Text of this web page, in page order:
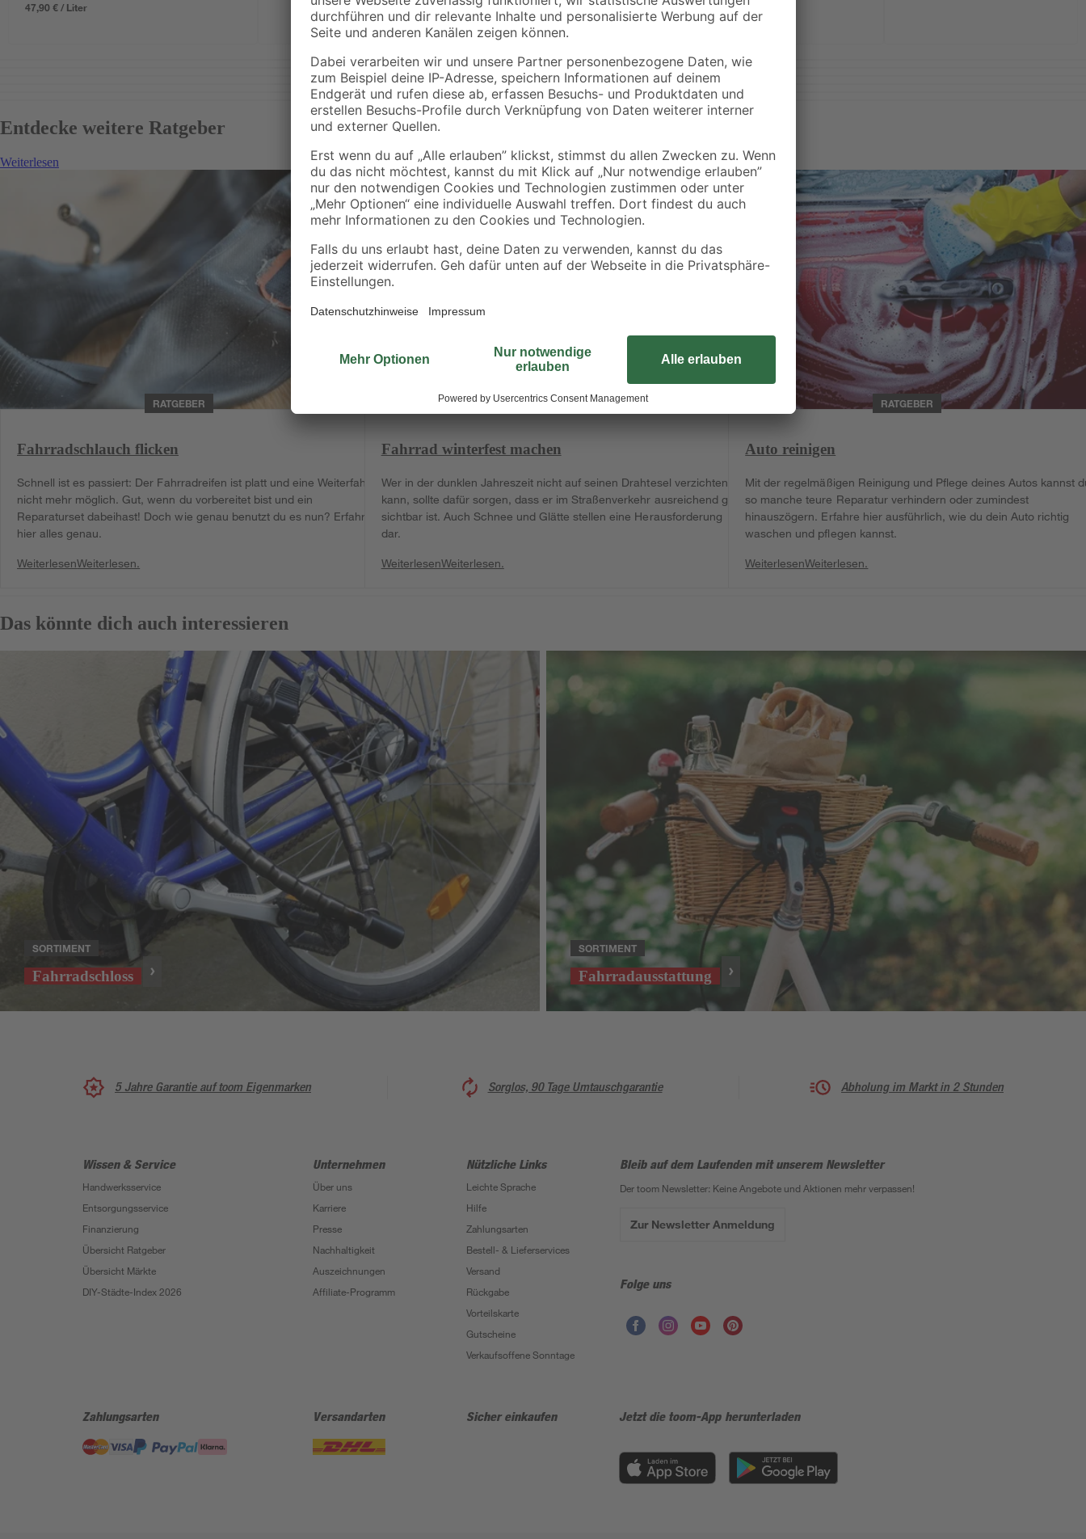
47,90 € / Liter
Entdecke weitere Ratgeber
Weiterlesen
RATGEBER
Fahrradschlauch flicken
Schnell ist es passiert: Der Fahrradreifen ist platt und eine Weiterfahrt
nicht mehr möglich. Gut, wenn du vorbereitet bist und ein
Reparaturset dabeihast! Doch wie genau benutzt du es nun? Erfahre
hier alles genau.
WeiterlesenWeiterlesen.
Weiterlesen
RATGEBER
Fahrrad winterfest machen
Wer in der dunklen Jahreszeit nicht auf seinen Drahtesel verzichten
kann, sollte dafür sorgen, dass er im Straßenverkehr ausreichend gut
sichtbar ist. Auch Schnee und Glätte stellen eine Herausforderung
dar.
WeiterlesenWeiterlesen.
Weiterlesen
RATGEBER
Auto reinigen
Mit der regelmäßigen Reinigung und Pflege deines Autos kannst
so manche teure Reparatur verhindern oder zumindest
hinauszögern. Erfahre hier ausführlich, wie du dein Auto richtig
waschen und pflegen kannst.
WeiterlesenWeiterlesen.
Das könnte dich auch interessieren
SORTIMENT
Fahrradschloss
SORTIMENT
Fahrradausstattung
5 Jahre Garantie auf toom Eigenmarken Sorglos, 90 Tage Umtauschgarantie Abholung im Markt in 2 Stunden
Wissen & Service
Handwerksservice
Entsorgungsservice
Finanzierung
Übersicht Ratgeber
Übersicht Märkte
DIY-Städte-Index 2026
Unternehmen
Über uns
Karriere
Presse
Nachhaltigkeit
Auszeichnungen
Affiliate-Programm
Nützliche Links
Leichte Sprache
Hilfe
Zahlungsarten
Bestell- & Lieferservices
Versand
Rückgabe
Vorteilskarte
Gutscheine
Verkaufsoffene Sonntage
Bleib auf dem Laufenden mit unserem Newsletter
Der toom Newsletter: Keine Angebote und Aktionen mehr verpassen!
Zur Newsletter Anmeldung
Folge uns
Zahlungsarten Versandarten Sicher einkaufen Jetzt die toom-App herunterladen